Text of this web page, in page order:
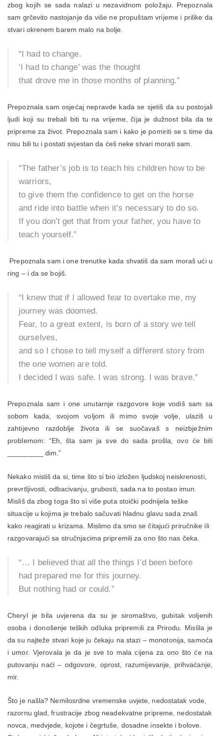
zbog kojih se sada nalazi u nezavidnom položaju. Prepoznala
sam grčevito nastojanje da više ne propuštam vrijeme i prilike da
stvari okrenem barem malo na bolje.
“I had to change.
‘I had to change’ was the thought
that drove me in those months of planning.”
Prepoznala sam osjećaj nepravde kada se sjetiš da su postojali
ljudi koji su trebali biti tu na vrijeme, čija je dužnost bila da te
pripreme za život. Prepoznala sam i kako je pomiriti se s time da
nisu bili tu i postati svjestan da ćeš neke stvari morati sam.
“The father’s job is to teach his children how to be
warriors,
to give them the confidence to get on the horse
and ride into battle when it’s necessary to do so.
If you don’t get that from your father, you have to
teach yourself.”
Prepoznala sam i one trenutke kada shvatiš da sam moraš ući u
ring – i da se bojiš.
“I knew that if I allowed fear to overtake me, my
journey was doomed.
Fear, to a great extent, is born of a story we tell
ourselves,
and so I chose to tell myself a different story from
the one women are told.
I decided I was safe. I was strong. I was brave.”
Prepoznala sam i one unutarnje razgovore koje vodiš sam sa
sobom kada, svojom voljom ili mimo svoje volje, ulaziš u
zahtijevno razdoblje života ili se suočavaš s neizbježnim
problemom: “Eh, šta sam ja sve do sada prošla, ovo će biti
_________ dim.”
Nekako misliš da si, time što si bio izložen ljudskoj neiskrenosti,
prevrtljivosti, odbacivanju, grubosti, sada na to postao imun.
Misliš da zbog toga što si više puta stoički podnijela teške
situacije u kojima je trebalo sačuvati hladnu glavu sada znaš
kako reagirati u krizama. Mislimo da smo se čitajući priručnike ili
razgovarajući sa stručnjacima pripremili za ono što nas čeka.
“… I believed that all the things I’d been before
had prepared me for this journey.
But nothing had or could.”
Cheryl je bila uvjerena da su je siromaštvo, gubitak voljenih
osoba i donošenje teških odluka pripremili za Prirodu. Mislila je
da su najteže stvari koje ju čekaju na stazi – monotonija, samoća
i umor. Vjerovala je da je sve to mala cijena za ono što će na
putovanju naći – odgovore, oprost, razumijevanje, prihvaćanje,
mir.
Što je našla? Nemilosrdne vremenske uvjete, nedostatak vode,
razornu glad, frustracije zbog neadekvatne pripreme, nedostatak
novca, medvjede, kojote i čegrtuše, dosadne insekte i bolove.